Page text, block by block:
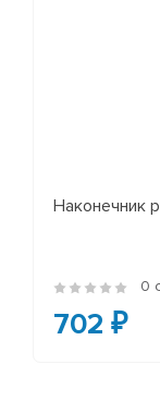
Наконечник
0
702 ₽